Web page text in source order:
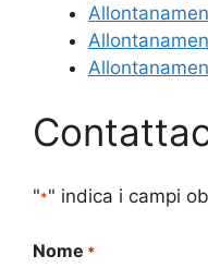
"*" indica i campi
Nome *